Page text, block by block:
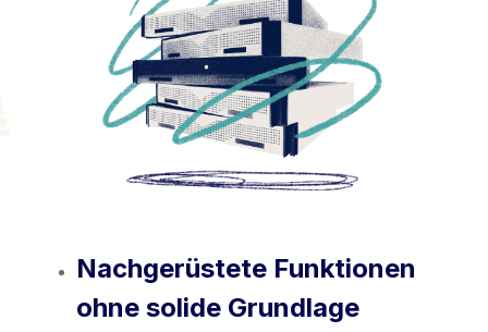
Nachgerüstete Funktionen
ohne solide Grundlage